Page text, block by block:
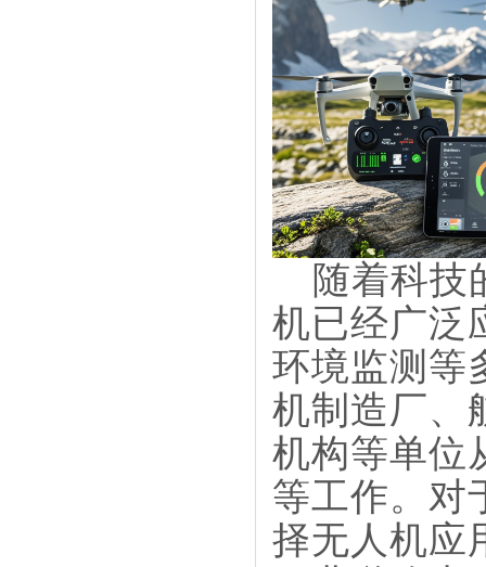
随着科技
机已经广泛
环境监测等
机制造厂、
机构等单位
等工作。对
择无人机应